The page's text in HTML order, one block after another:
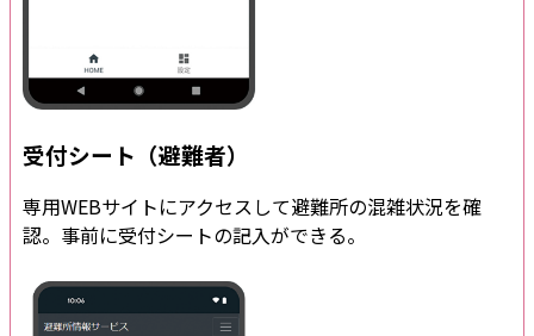
受付シート（避難者）
専用WEBサイトにアクセスして避難所の混雑状況を確
認。事前に受付シートの記入ができる。